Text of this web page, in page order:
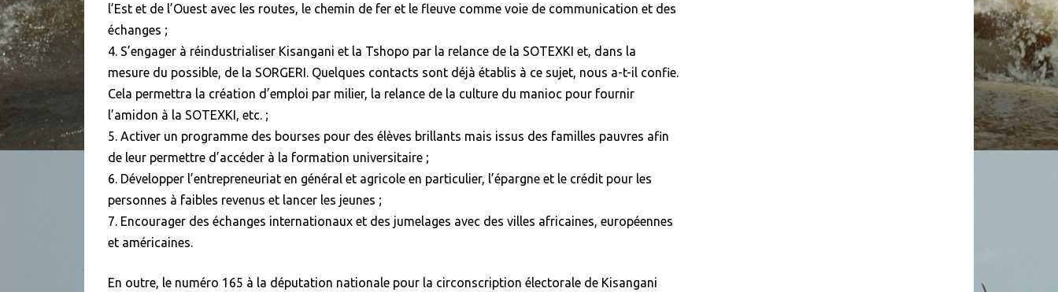
l’Est et de l’Ouest avec les routes, le chemin de fer et le fleuve comme voie de communication et des
échanges ;
4. S’engager à réindustrialiser Kisangani et la Tshopo par la relance de la SOTEXKI et, dans la
mesure du possible, de la SORGERI. Quelques contacts sont déjà établis à ce sujet, nous a-t-il confie.
Cela permettra la création d’emploi par milier, la relance de la culture du manioc pour fournir
l’amidon à la SOTEXKI, etc. ;
5. Activer un programme des bourses pour des élèves brillants mais issus des familles pauvres afin
de leur permettre d’accéder à la formation universitaire ;
6. Développer l’entrepreneuriat en général et agricole en particulier, l’épargne et le crédit pour les
personnes à faibles revenus et lancer les jeunes ;
7. Encourager des échanges internationaux et des jumelages avec des villes africaines, européennes
et américaines.
En outre, le numéro 165 à la députation nationale pour la circonscription électorale de Kisangani